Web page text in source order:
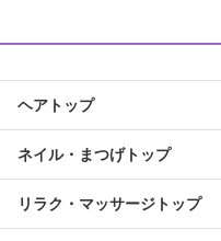
ヘアトップ
ネイル・まつげトップ
リラク・マッサージトップ